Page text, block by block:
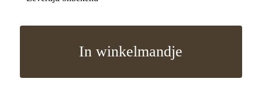
In winkelmandje